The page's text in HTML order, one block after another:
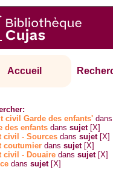
Accueil
civil Garde des enfants'
des enfants danssujet [X]
civil - Sources danssujet [X]
coutumier danssujet [X]
civil - Douaire danssujet [X]
danssujet [X]